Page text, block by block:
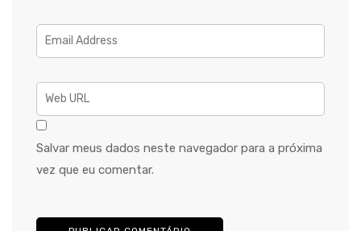
Salvar meus dados neste navegador para a próxima
vez que eu comentar.